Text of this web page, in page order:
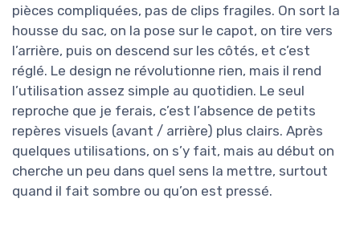
pièces compliquées, pas de clips fragiles. On sort la
housse du sac, on la pose sur le capot, on tire vers
l’arrière, puis on descend sur les côtés, et c’est
réglé. Le design ne révolutionne rien, mais il rend
l’utilisation assez simple au quotidien. Le seul
reproche que je ferais, c’est l’absence de petits
repères visuels (avant / arrière) plus clairs. Après
quelques utilisations, on s’y fait, mais au début on
cherche un peu dans quel sens la mettre, surtout
quand il fait sombre ou qu’on est pressé.